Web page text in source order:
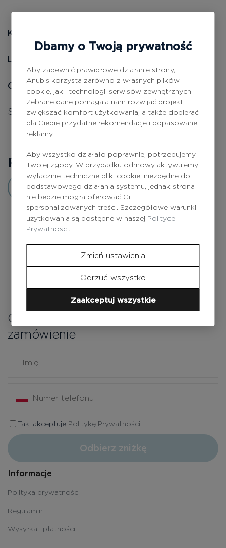
Kartridż do AnubisMed SkinPen
Linia:
Opis produktu:
Sterylny kartridż zabiegowy.
Recenzje0
Dodaj opinię
Odbierz zniżkę na pierwsze
zamówienie
Tak, akceptuję Politykę Prywatności.
Odbierz zniżkę
Informacje
Polityka prywatności
Regulamin
Wysyłka i płatności
Dbamy o Twoją prywatność
Aby zapewnić prawidłowe działanie strony,
Anubis korzysta zarówno z własnych plików
cookie, jak i technologii serwisów zewnętrznych.
Zebrane dane pomagają nam rozwijać projekt,
zwiększać komfort użytkowania, a także dobierać
dla Ciebie przydatne rekomendacje i dopasowane
reklamy.
Aby wszystko działało poprawnie, potrzebujemy
Twojej zgody. W przypadku odmowy aktywujemy
wyłącznie techniczne pliki cookie, niezbędne do
podstawowego działania systemu, jednak strona
nie będzie mogła oferować Ci
spersonalizowanych treści. Szczegółowe warunki
użytkowania są dostępne w naszej Polityce
Prywatności.
Zmień ustawienia
Odrzuć wszystko
Zaakceptuj wszystkie